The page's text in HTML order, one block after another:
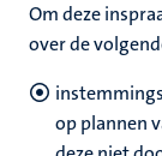
Om deze
over de
op plannen